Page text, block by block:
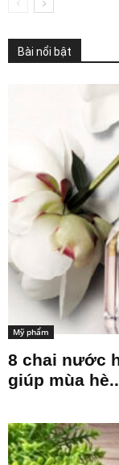
Bài nổi bật
Mỹ phẩm
8 chai nước
giúp mùa